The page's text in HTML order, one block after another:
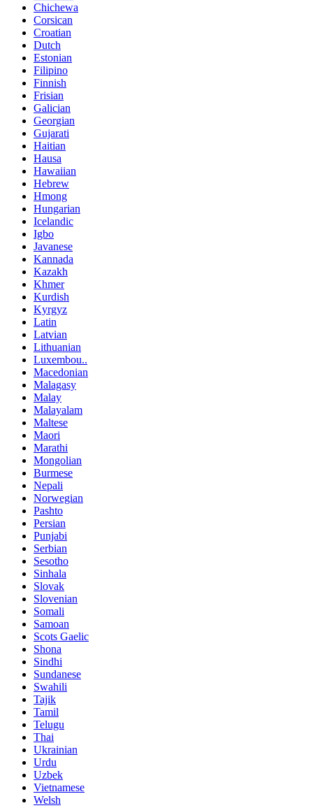
Chichewa
Corsican
Croatian
Dutch
Estonian
Filipino
Finnish
Frisian
Galician
Georgian
Gujarati
Haitian
Hausa
Hawaiian
Hebrew
Hmong
Hungarian
Icelandic
Igbo
Javanese
Kannada
Kazakh
Khmer
Kurdish
Kyrgyz
Latin
Latvian
Lithuanian
Luxembou..
Macedonian
Malagasy
Malay
Malayalam
Maltese
Maori
Marathi
Mongolian
Burmese
Nepali
Norwegian
Pashto
Persian
Punjabi
Serbian
Sesotho
Sinhala
Slovak
Slovenian
Somali
Samoan
Scots Gaelic
Shona
Sindhi
Sundanese
Swahili
Tajik
Tamil
Telugu
Thai
Ukrainian
Urdu
Uzbek
Vietnamese
Welsh